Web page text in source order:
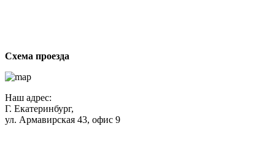
Схема проезда
Наш адрес:
Г. Екатеринбург,
ул. Армавирская 43, офис 9